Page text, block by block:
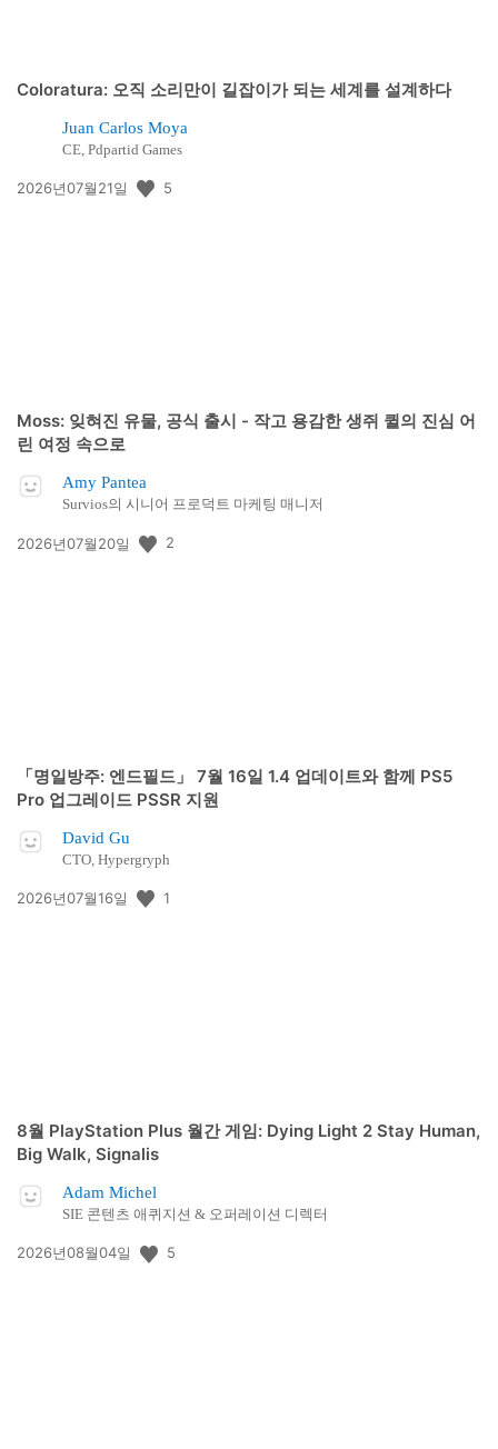
Coloratura: 오직 소리만이 길잡이가 되는 세계를 설계하다
Juan Carlos Moya
CE, Pdpartid Games
공
2026년07월21일 5
Moss: 잊혀진 유물, 공식 출시 - 작고 용감한 생쥐 퀼의 진심 어
린 여정 속으로
Amy Pantea
Survios의 시니어 프로덕트 마케팅 매니저
공
2026년07월20일 2
「명일방주: 엔드필드」 7월 16일 1.4 업데이트와 함께 PS5
Pro 업그레이드 PSSR 지원
David Gu
CTO, Hypergryph
공
2026년07월16일 1
8월 PlayStation Plus 월간 게임: Dying Light 2 Stay Human,
Big Walk, Signalis
Adam Michel
SIE 콘텐츠 애퀴지션 & 오퍼레이션 디렉터
공
2026년08월04일 5